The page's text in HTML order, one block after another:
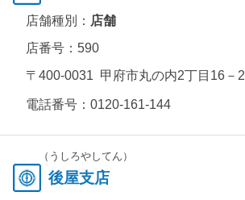
店舗種別： 店舗
店番号：590
〒400-0031 甲府市丸の内2丁目16－2
電話番号： 0120-161-144
（うしろやしてん）
後屋支店